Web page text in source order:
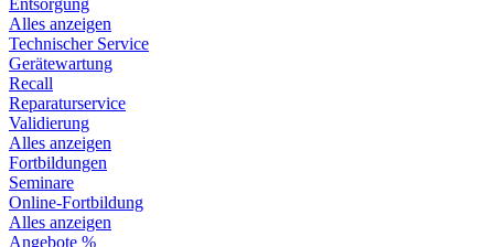
Entsorgung
Alles anzeigen
Technischer Service
Gerätewartung
Recall
Reparaturservice
Validierung
Alles anzeigen
Fortbildungen
Seminare
Online-Fortbildung
Alles anzeigen
Angebote %